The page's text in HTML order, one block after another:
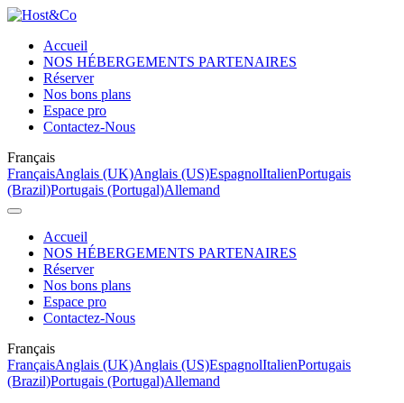
Accueil
NOS HÉBERGEMENTS PARTENAIRES
Réserver
Nos bons plans
Espace pro
Contactez-Nous
Français
FrançaisAnglais (UK)Anglais (US)EspagnolItalienPortugais
(Brazil)Portugais (Portugal)Allemand
Accueil
NOS HÉBERGEMENTS PARTENAIRES
Réserver
Nos bons plans
Espace pro
Contactez-Nous
Français
FrançaisAnglais (UK)Anglais (US)EspagnolItalienPortugais
(Brazil)Portugais (Portugal)Allemand